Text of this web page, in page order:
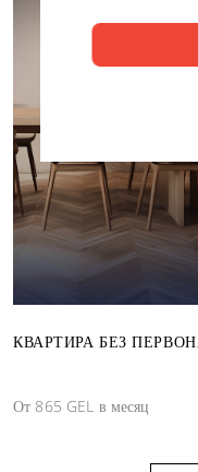
КВАРТИРА БЕЗ
От 865 GEL в месяц